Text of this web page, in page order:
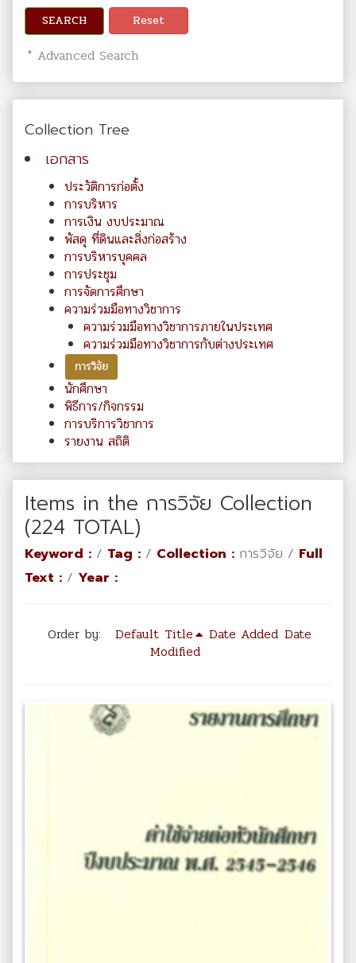
SEARCH Reset
* Advanced Search
Collection Tree
เอกสาร
ประวัติการก่อตั้ง
การบริหาร
การเงิน งบประมาณ
พัสดุ ที่ดินและสิ่งก่อสร้าง
การบริหารบุคคล
การประชุม
การจัดการศึกษา
ความร่วมมือทางวิชาการ
ความร่วมมือทางวิชาการภายในประเทศ
ความร่วมมือทางวิชาการกับต่างประเทศ
การวิจัย
นักศึกษา
พิธีการ/กิจกรรม
การบริการวิชาการ
รายงาน สถิติ
Items in the การวิจัย Collection
(224 TOTAL)
Keyword : / Tag : / Collection : การวิจัย / Full
Text : / Year :
Order by: Default Title Date Added Date
Modified